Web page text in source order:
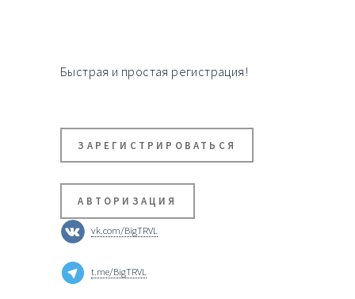
Быстрая и простая регистрация!
ЗАРЕГИСТРИРОВАТЬСЯ
АВТОРИЗАЦИЯ
vk.com/BigTRVL
t.me/BigTRVL